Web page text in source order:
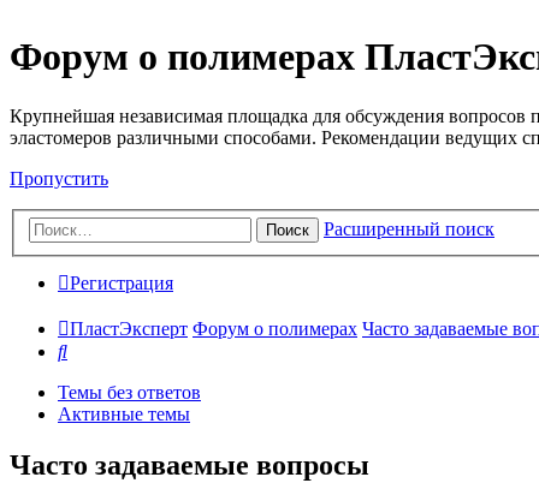
Форум о полимерах
Крупнейшая независимая площадка для обсуждения вопросов
эластомеров различными способами. Рекомендации ведущих
Пропустить
Поиск Расширенный поиск
Регистрация
ПластЭксперт Форум о полимерах Часто задаваемые
Поиск
Темы без ответов
Активные темы
Часто задаваемые вопросы